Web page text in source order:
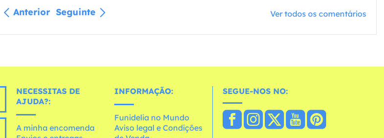
Anterior Seguinte Ver todos os comentários
NECESSITAS DE
AJUDA?:
A minha encomenda
INFORMAÇÃO:
Funidelia no Mundo
Aviso legal e Condições
SEGUE-NOS NO: